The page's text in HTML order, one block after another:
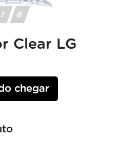
Clear LG
chegar